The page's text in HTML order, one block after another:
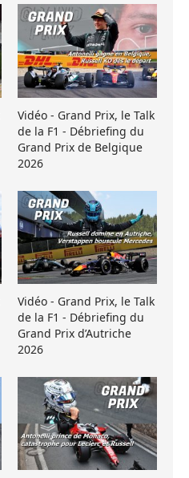
Vidéo - Grand Prix, le Talk
de la F1 - Débriefing du
Grand Prix de Belgique
2026
Vidéo - Grand Prix, le Talk
de la F1 - Débriefing du
Grand Prix d’Autriche
2026